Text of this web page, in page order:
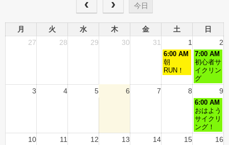
今日
月 火 水 木 金 土
日
27
28 29 30 31 1 2
6:00 AM
朝
RUN！
7:00 AM
初心者サ
イクリン
グ
3 4 5 6 7 8 9
6:00 AM
おはよう
サイクリ
ング！
10 11 12 13 14 15 16